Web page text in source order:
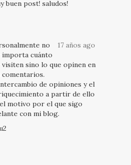
buen post! saludos!
17 años ago
no
importa cuánto
visiten sino lo que opinen en
comentarios.
de opiniones y el
a partir de ello
motivo por el que sigo
con mi blog.